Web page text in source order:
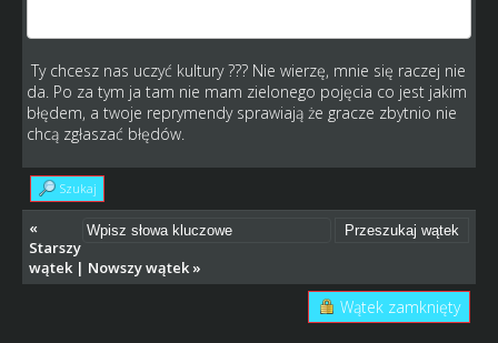
Ty chcesz nas uczyć kultury ??? Nie wierzę, mnie się raczej nie
da. Po za tym ja tam nie mam zielonego pojęcia co jest jakim
błędem, a twoje reprymendy sprawiają że gracze zbytnio nie
chcą zgłaszać błędów.
Szukaj
«
Starszy
wątek| Nowszy wątek»
Wątek zamknięty